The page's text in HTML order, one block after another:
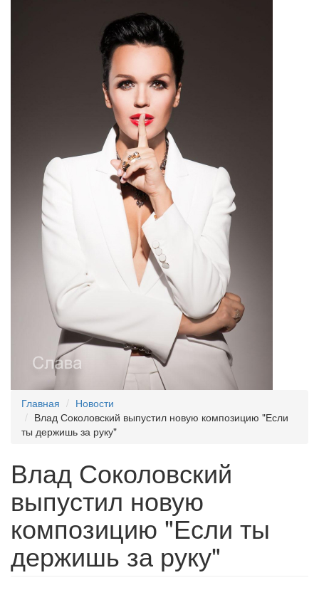
Главная
Новости
Влад Соколовский выпустил новую композицию "Если
ты держишь за руку"
Влад Соколовский
выпустил новую
композицию "Если ты
держишь за руку"